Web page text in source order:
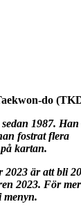
do
1987.
fostrat flera
kartan.
är att bli
2023. För
menyn.